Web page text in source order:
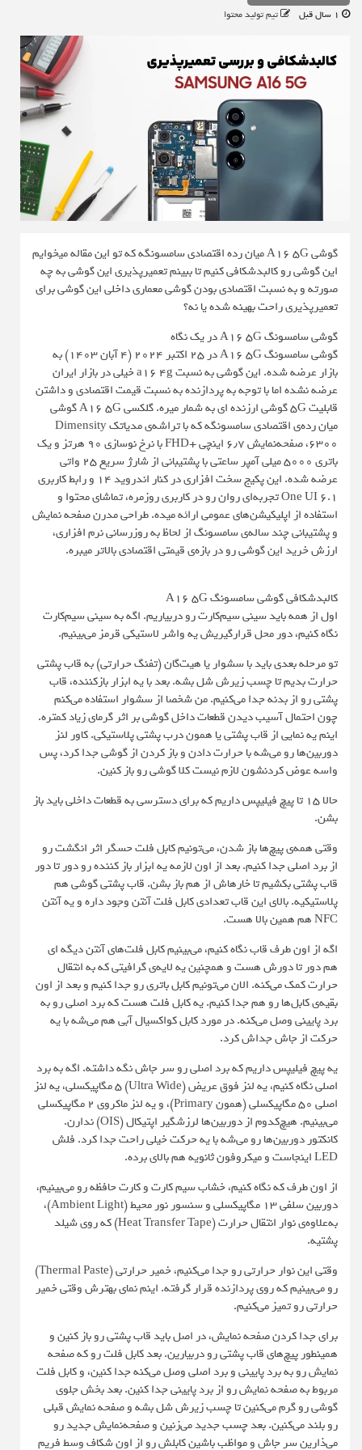
تیم تولید محتوا
گوشی A16 5G میان رده اقتصادی سامسونگه که تو این مقاله میخوایم
این گوشی رو کالبدشکافی کنیم تا ببینم تعمیرپذیری این گوشی به چه
صورته و به نسبت اقتصادی بودن گوشی معماری داخلی این گوشی برای
تعمیرپذیری راحت بهینه شده یا نه؟
گوشی سامسونگ A16 5G در یک نگاه
گوشی سامسونگ A16 5G در 25 اکتبر 2024 (4 آبان 1403) به
بازار عرضه شده. این گوشی به نسبت a16 4g خیلی در بازار ایران
عرضه نشده اما با توجه به پردازنده به نسبت قیمت اقتصادی و داشتن
قابلیت 5G گوشی ارزنده ای به شمار میره. گلکسی A16 5G گوشی
میان‌ رده‌ی اقتصادی سامسونگه که با تراشه‌ی مدیاتک Dimensity
6300، صفحه‌نمایش ۶٫۷ اینچی +FHD با نرخ نوسازی ۹۰ هرتز و یک
باتری ۵۰۰۰ میلی‌ آمپر ساعتی با پشتیبانی از شارژ سریع ۲۵ واتی
عرضه شده. این پکیج سخت‌ افزاری در کنار اندروید ۱۴ و رابط کاربری
One UI 6.1 تجربه‌ای روان رو در کاربری روزمره، تماشای محتوا و
استفاده از اپلیکیشن‌های عمومی ارائه میده. طراحی مدرن صفحه‌ نمایش
و پشتیبانی چند ساله‌ی سامسونگ از لحاظ به‌ روزرسانی نرم‌ افزاری،
ارزش خرید این گوشی رو در بازه‌ی قیمتی اقتصادی بالاتر میبره.
کالبدشکافی گوشی سامسونگ A16 5G
اول از همه باید سینی سیم‌کارت رو دربیاریم. اگه به سینی سیم‌کارت
نگاه کنیم، دور محل قرارگیریش یه واشر لاستیکی قرمز می‌بینیم.
تو مرحله بعدی باید با سشوار یا هیت‌گان (تفنگ حرارتی) به قاب پشتی
حرارت بدیم تا چسب زیرش شل بشه. بعد با یه ابزار بازکننده، قاب
پشتی رو از بدنه جدا می‌کنیم. من شخصا از سشوار استفاده می‌کنم
چون احتمال آسیب دیدن قطعات داخل گوشی بر اثر گرمای زیاد کمتره.
اینم یه نمایی از قاب پشتی یا همون درب پشتی پلاستیکی. کاور لنز
دوربین‌ها رو می‌شه با حرارت دادن و باز کردن از گوشی جدا کرد، پس
واسه عوض‌ کردنشون لازم نیست کلا گوشی رو باز کنین.
حالا 15 تا پیچ فیلیپس داریم که برای دسترسی به قطعات داخلی باید باز
بشن.
وقتی همه‌ی پیچ‌ها باز شدن، می‌تونیم کابل فلت حسگر اثر انگشت رو
از برد اصلی جدا کنیم. بعد از اون لازمه یه ابزار باز کننده رو دور تا دور
قاب پشتی بکشیم تا خارهاش از هم باز بشن. قاب پشتی گوشی هم
پلاستیکیه. بالای این قاب تعدادی کابل فلت آنتن وجود داره و یه آنتن
NFC هم همین بالا هست.
اگه از اون طرف قاب نگاه کنیم، می‌بینیم کابل فلت‌های آنتن دیگه‌ ای
هم دور تا دورش هست و همچنین یه لایه‌ی گرافیتی که به انتقال
حرارت کمک می‌کنه. الان می‌تونیم کابل باتری رو جدا کنیم و بعد از اون
بقیه‌ی کابل‌ها رو هم جدا کنیم. یه کابل فلت هست که برد اصلی رو به
برد پایینی وصل می‌کنه. در مورد کابل کواکسیال آبی هم می‌شه با یه
حرکت از جاش جداش کرد.
یه پیچ فیلیپس داریم که برد اصلی رو سر جاش نگه داشته. اگه به برد
اصلی نگاه کنیم، یه لنز فوق عریض (Ultra Wide) 5 مگاپیکسلی، یه لنز
اصلی 50 مگاپیکسلی (همون Primary)، و یه لنز ماکروی 2 مگاپیکسلی
می‌بینیم. هیچ‌کدوم از دوربین‌ها لرزشگیر اپتیکال (OIS) ندارن.
کانکتور دوربین‌ها رو می‌شه با یه حرکت خیلی راحت جدا کرد. فلش
LED اینجاست و میکروفون ثانویه هم بالای برده.
از اون طرف که نگاه کنیم، خشاب سیم‌ کارت و کارت حافظه رو می‌بینیم،
دوربین سلفی 13 مگاپیکسلی و سنسور نور محیط (Ambient Light)،
به‌علاوه‌ی نوار انتقال حرارت (Heat Transfer Tape) که روی شیلد
پشتیه.
وقتی این نوار حرارتی رو جدا می‌کنیم، خمیر حرارتی (Thermal Paste)
رو می‌بینیم که روی پردازنده قرار گرفته. اینم نمای بهترش وقتی خمیر
حرارتی رو تمیز می‌کنیم.
برای جدا کردن صفحه‌ نمایش، در اصل باید قاب پشتی رو باز کنین و
همینطور پیچ‌های قاب پشتی رو دربیارین. بعد کابل فلت رو که صفحه‌
نمایش رو به برد پایینی و برد اصلی وصل می‌کنه جدا کنین، و کابل فلت
مربوط به صفحه‌ نمایش رو از برد پایینی جدا کنین. بعد بخش جلوی
گوشی رو گرم می‌کنین تا چسب زیرش شل بشه و صفحه‌ نمایش قبلی
رو بلند می‌کنین. بعد چسب جدید می‌زنین و صفحه‌نمایش جدید رو
می‌ذارین سر جاش و مواظب باشین کابلش رو از اون شکاف وسط فریم